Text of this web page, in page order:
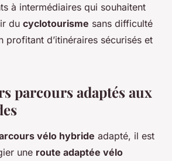
à intermédiaires qui souhaitent
du cyclotourisme sans difficulté
profitant d’itinéraires sécurisés et
parcours adaptés aux
vélo hybride adapté, il est
une route adaptée vélo